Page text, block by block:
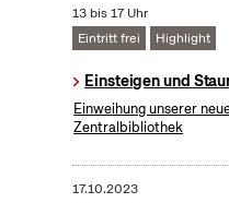
13 bis 17 Uhr
Eintritt frei
Highlight
Einsteigen und
Einweihung unserer
Zentralbibliothek
17.10.2023